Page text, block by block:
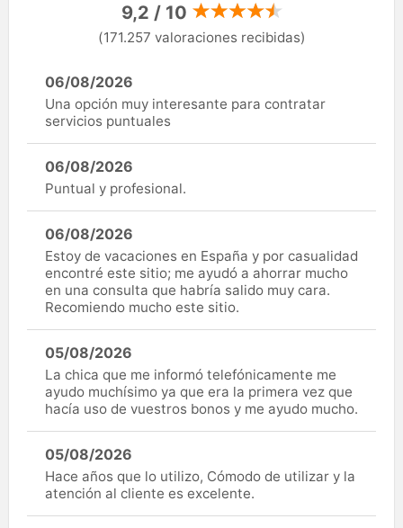
9,2 / 10
(171.257 valoraciones recibidas)
06/08/2026
Una opción muy interesante para contratar
servicios puntuales
06/08/2026
Puntual y profesional.
06/08/2026
Estoy de vacaciones en España y por casualidad
encontré este sitio; me ayudó a ahorrar mucho
en una consulta que habría salido muy cara.
Recomiendo mucho este sitio.
05/08/2026
La chica que me informó telefónicamente me
ayudo muchísimo ya que era la primera vez que
hacía uso de vuestros bonos y me ayudo mucho.
05/08/2026
Hace años que lo utilizo, Cómodo de utilizar y la
atención al cliente es excelente.